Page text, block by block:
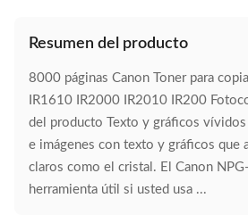
Resumen del producto
8000 páginas Canon Toner para
IR1610 IR2000 IR2010 IR200
del producto Texto y gráficos
e imágenes con texto y gráficos que
claros como el cristal. El Canon
herramienta útil si usted usa ...